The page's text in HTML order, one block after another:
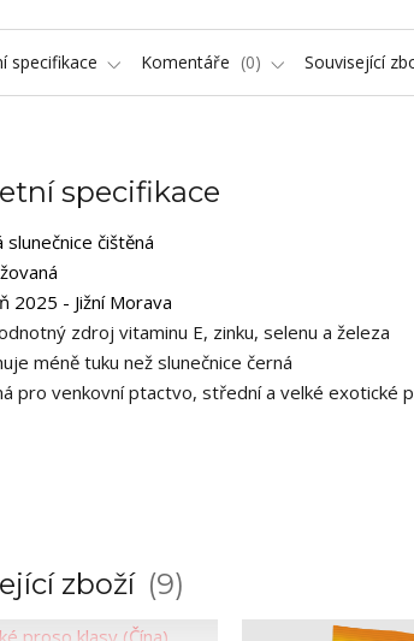
specifikace Komentáře 0 Související
specifikace
slunečnice čištěná
2025 - Jižní Morava
zdroj vitaminu E, zinku, selenu a železa
méně tuku než slunečnice černá
pro venkovní ptactvo, střední a velké exotické
zboží 9